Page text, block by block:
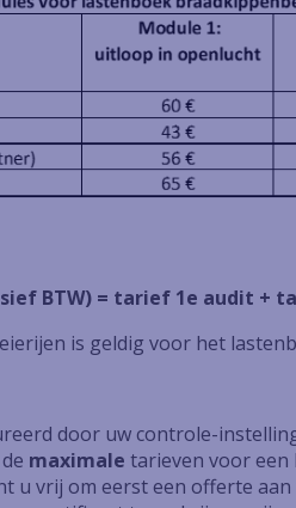
BTW) = tarief 1e audit +
is geldig voor het
door uw controle-
maximale tarieven voor een
u vrij om eerst een offerte